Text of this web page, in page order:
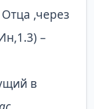
,через
–
в